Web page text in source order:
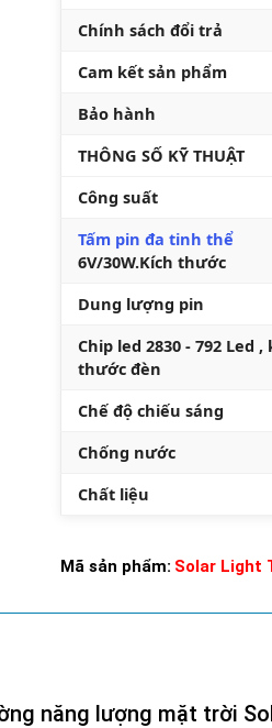
Chính sách đổi trả
Cam kết sản phẩm
Bảo hành
THÔNG SỐ KỸ THUẬT
Công suất
Tấm pin đa tinh thể
6V/30W.Kích thước
Dung lượng pin
Chip led 2830 - 792 Led ,
thước đèn
Chế độ chiếu sáng
Chống nước
Chất liệu
Mã sản phẩm: Solar Light
năng lượng mặt trời